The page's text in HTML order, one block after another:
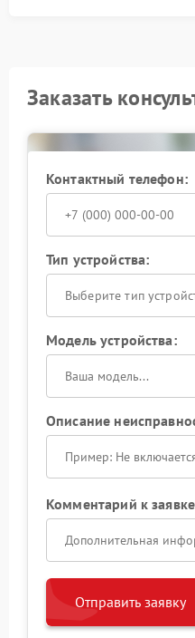
Заказать
Контактный телефон:
Тип устройства:
Выберите тип
Модель устройства:
Описание
Комментарий к
Отправить заявку